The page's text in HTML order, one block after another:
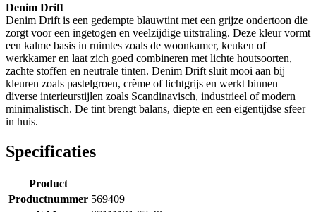
Denim Drift
Denim Drift is een gedempte blauwtint met een grijze ondertoon die
zorgt voor een ingetogen en veelzijdige uitstraling. Deze kleur vormt
een kalme basis in ruimtes zoals de woonkamer, keuken of
werkkamer en laat zich goed combineren met lichte houtsoorten,
zachte stoffen en neutrale tinten. Denim Drift sluit mooi aan bij
kleuren zoals pastelgroen, crème of lichtgrijs en werkt binnen
diverse interieurstijlen zoals Scandinavisch, industrieel of modern
minimalistisch. De tint brengt balans, diepte en een eigentijdse sfeer
in huis.
Specificaties
Product
Productnummer 569409